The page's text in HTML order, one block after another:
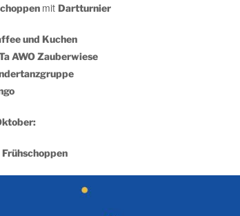
mit Dartturnier
und Kuchen
AWO Zauberwiese
Frühschoppen